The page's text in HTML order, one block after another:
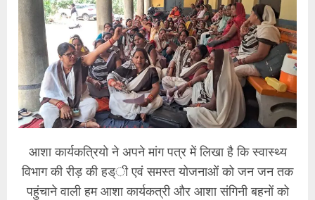
आशा कार्यकत्रियो ने अपने मांग पत्र में लिखा है कि स्वास्थ्य
विभाग की रीड़ की हड्ी एवं समस्त योजनाओं को जन जन तक
पहुंचाने वाली हम आशा कार्यकत्री और आशा संगिनी बहनों को